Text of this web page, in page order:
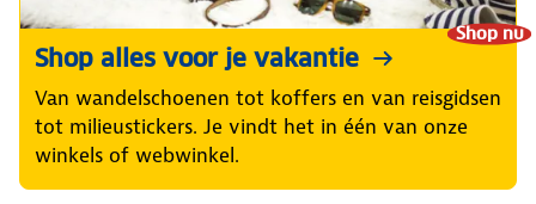
Shop nu
Shop alles voor je vakantie
Van wandelschoenen tot koffers en van reisgidsen
tot milieustickers. Je vindt het in één van onze
winkels of webwinkel.